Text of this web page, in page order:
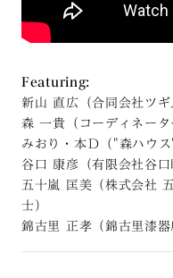
Featuring:
新山 直広（合同会社ツギ
森 一貴（コーディネータ
みおり・本Ｄ（"森ハウス
谷口 康彦（有限会社谷口
五十嵐 匡美（株式会社
士）
錦古里 正孝（錦古里漆器